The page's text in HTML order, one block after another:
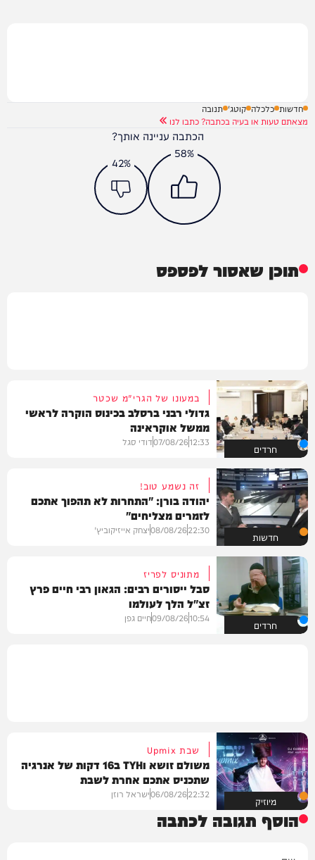
חדשות כלכלה קוטג' תנובה
מצאתם טעות או בעיה בכתבה? כתבו לנו
הכתבה עניינה אותך?
58%
42%
תוכן שאסור לפספס
חרדים
במעונו של הגרי"מ שכטר
גדולי רבני ברסלב בכינוס הוקרה לראשי
ממשל אוקראינה
12:33
07/08/26דודי סגל
חדשות
זה נשמע טוב!
יהודה בורן: "התחרות לא תהפוך אתכם
לזמרים מצליחים"
22:30
08/08/26יצחק אייזיקוביץ'
חרדים
מתוניס לפריז
סבל ייסורים רבים: הגאון רבי חיים פרץ
זצ"ל הלך לעולמו
10:54
09/08/26חיים גפן
מיוזיק
שבת Upmix
משולם זושא וTYH ב16 דקות של אנרגיה
שתכניס אתכם אחרת לשבת
22:32
06/08/26ישראל רוזן
הוסף תגובה לכתבה